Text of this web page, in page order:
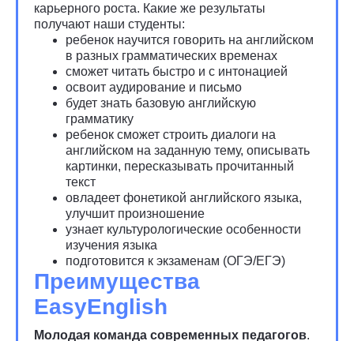
карьерного роста. Какие же результаты
получают наши студенты:
ребенок научится говорить на английском
в разных грамматических временах
сможет читать быстро и с интонацией
освоит аудирование и письмо
будет знать базовую английскую
грамматику
ребенок сможет строить диалоги на
английском на заданную тему, описывать
картинки, пересказывать прочитанный
текст
овладеет фонетикой английского языка,
улучшит произношение
узнает культурологические особенности
изучения языка
подготовится к экзаменам (ОГЭ/ЕГЭ)
Преимущества
EasyEnglish
Молодая команда современных педагогов.